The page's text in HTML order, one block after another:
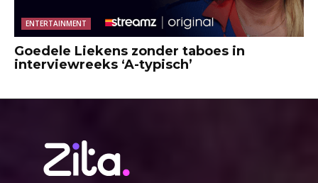
ENTERTAINMENT
Goedele Liekens zonder taboes in
interviewreeks ‘A-typisch’